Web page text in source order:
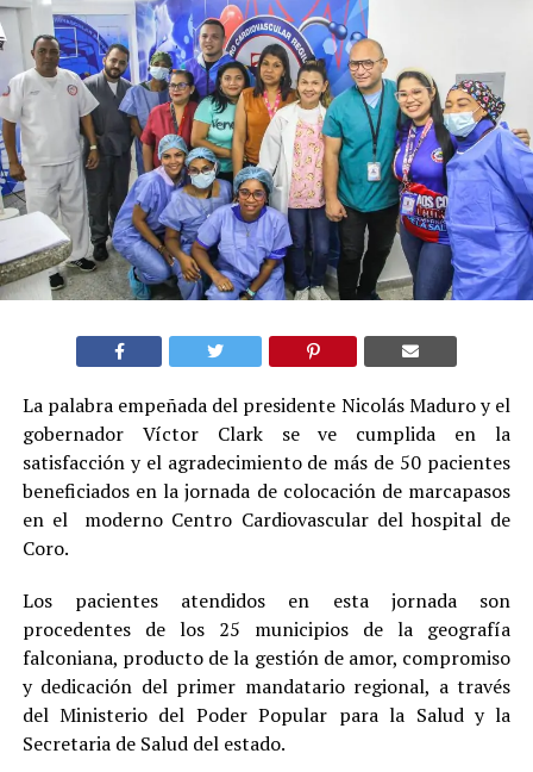
La palabra empeñada del presidente Nicolás Maduro y el
gobernador Víctor Clark se ve cumplida en la
satisfacción y el agradecimiento de más de 50 pacientes
beneficiados en la jornada de colocación de marcapasos
en el moderno Centro Cardiovascular del hospital de
Coro.
Los pacientes atendidos en esta jornada son
procedentes de los 25 municipios de la geografía
falconiana, producto de la gestión de amor, compromiso
y dedicación del primer mandatario regional, a través
del Ministerio del Poder Popular para la Salud y la
Secretaria de Salud del estado.